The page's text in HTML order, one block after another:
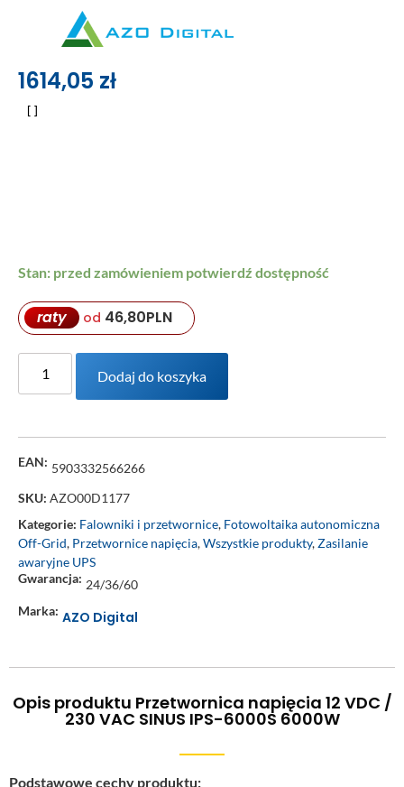
1614,05 zł
Stan: przed zamówieniem potwierdź dostępność
raty od 46,80PLN
Dodaj do koszyka
EAN: 5903332566266
SKU: AZO00D1177
Kategorie: Falowniki i przetwornice, Fotowoltaika autonomiczna
Off-Grid, Przetwornice napięcia,Wszystkie produkty,Zasilanie
awaryjne UPS
Gwarancja: 24/36/60
Marka: AZO Digital
Opis produktu Przetwornica napięcia 12 VDC /
230 VAC SINUS IPS-6000S 6000W
Podstawowe cechy produktu: